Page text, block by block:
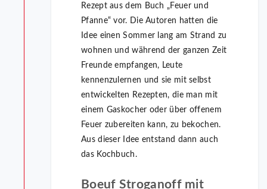
Rezept aus dem Buch „Feuer und
Pfanne“ vor. Die Autoren hatten die
Idee einen Sommer lang am Strand zu
wohnen und während der ganzen Zeit
Freunde empfangen, Leute
kennenzulernen und sie mit selbst
entwickelten Rezepten, die man mit
einem Gaskocher oder über offenem
Feuer zubereiten kann, zu bekochen.
Aus dieser Idee entstand dann auch
das Kochbuch.
Boeuf Stroganoff mit